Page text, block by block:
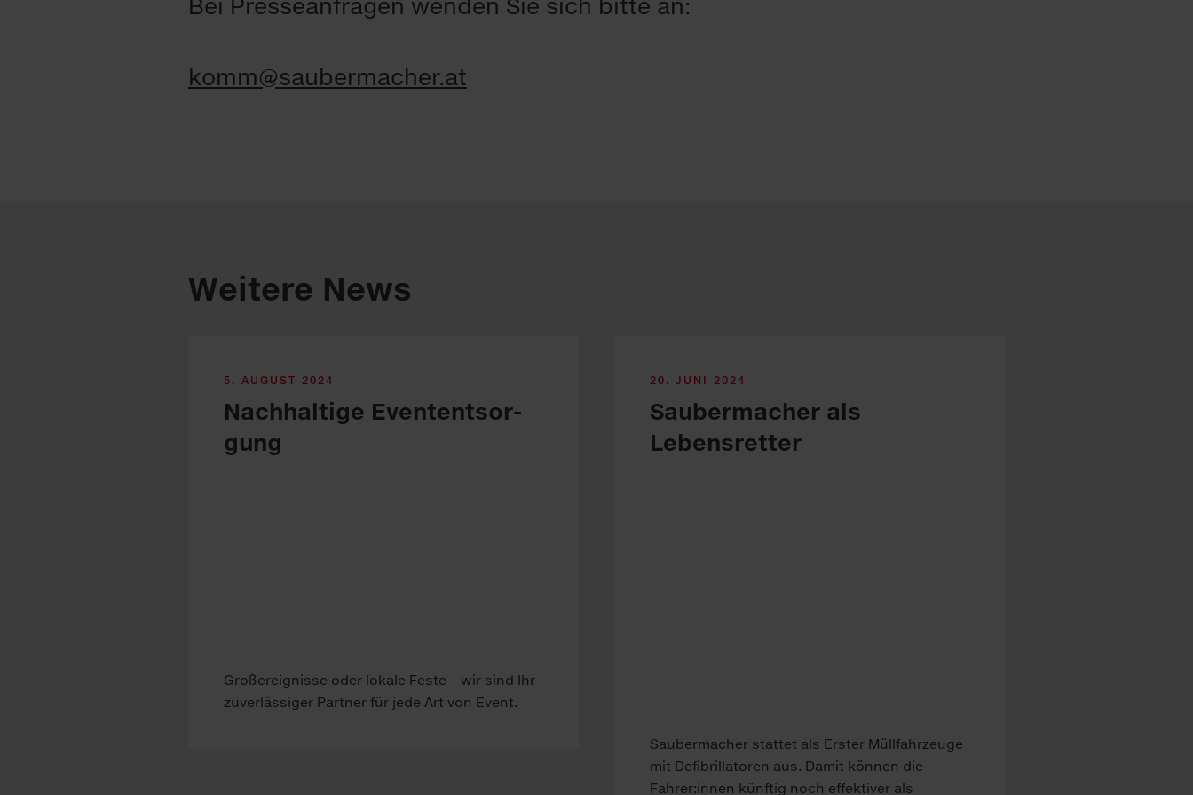
komm@saubermacher.at
Weitere News
5. AUGUST 2024
Nach­hal­ti­ge Even­t­ent­sor­
gung
Groß­er­eig­nis­se oder lo­ka­le Fes­te – wir sind Ihr
zu­ver­läs­si­ger Part­ner für je­de Art von Event.
20. JUNI 2024
Saubermacher als
Lebensretter
Saubermacher stattet als Erster Müllfahrzeuge
mit Defibrillatoren aus. Damit können die
Fahrer:innen künftig noch effektiver als